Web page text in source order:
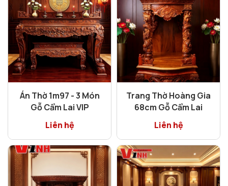
Án Thờ 1m97 - 3 Món
Gỗ Cẩm Lai VIP
Liên hệ
Trang Thờ Hoàng Gia
68cm Gỗ Cẩm Lai
Liên hệ